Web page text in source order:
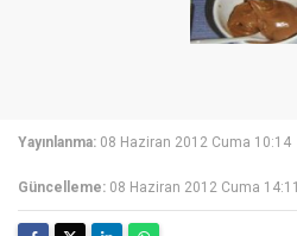
Yayınlanma: 08 Haziran 2012 Cuma 10:14
Güncelleme: 08 Haziran 2012 Cuma 14:11